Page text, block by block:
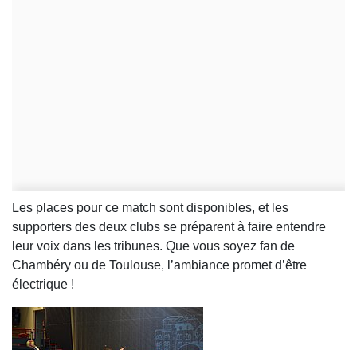
Les places pour ce match sont disponibles, et les
supporters des deux clubs se préparent à faire entendre
leur voix dans les tribunes. Que vous soyez fan de
Chambéry ou de Toulouse, l’ambiance promet d’être
électrique !